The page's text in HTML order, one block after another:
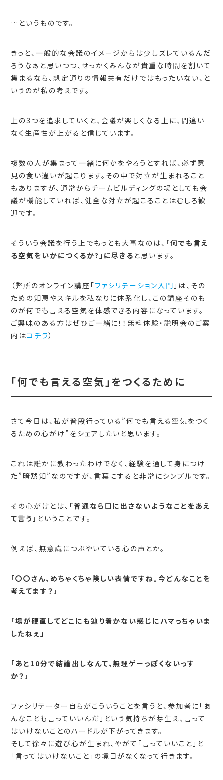
…というものです。
きっと、一般的な会議のイメージからは少しズレているんだ
ろうなぁと思いつつ、せっかくみんなが貴重な時間を割いて
集まるなら、想定通りの情報共有だけではもったいない、と
いうのが私の考えです。
上の3つを追求していくと、会議が楽しくなる上に、間違い
なく生産性が上がると信じています。
複数の人が集まって一緒に何かをやろうとすれば、必ず意
見の食い違いが起こります。その中で対立が生まれること
もありますが、通常からチームビルディングの場としても会
議が機能していれば、健全な対立が起こることはむしろ歓
迎です。
そういう会議を行う上でもっとも大事なのは、 「何でも言え
る空気をいかにつくるか?」に尽きる と思います。
（弊所のオンライン講座「ファシリテーション入門 」は、その
ための知恵やスキルを私なりに体系化し、この講座そのも
のが何でも言える空気を体感できる内容になっています。
ご興味のある方はぜひご一緒に！！無料体験・説明会のご案
内はコチラ）
「何でも言える空気」をつくるために
さて今日は、私が普段行っている”何でも言える空気をつく
るための心がけ”をシェアしたいと思います。
これは誰かに教わったわけでなく、経験を通して身につけ
た”暗黙知”なのですが、言葉にすると非常にシンプルです。
その心がけとは、 「普通なら口に出さないようなことをあえ
て言う」 ということです。
例えば、無意識につぶやいている心の声とか。
「〇〇さん、めちゃくちゃ険しい表情ですね。今どんなことを
考えてます？」
「場が硬直してどこにも辿り着かない感じにハマっちゃいま
したねぇ」
「あと10分で結論出しなんて、無理ゲーっぽくないっす
か？」
ファシリテーター自らがこういうことを言うと、参加者に「あ
んなことも言っていいんだ」という気持ちが芽生え、言って
はいけないことのハードルが下がってきます。
そして徐々に遊び心が生まれ、やがて「言っていいこと」と
「言ってはいけないこと」の境目がなくなって行きます。